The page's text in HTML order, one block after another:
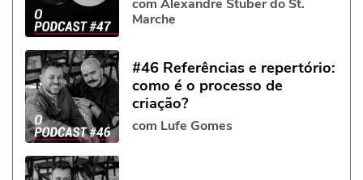
com Alexandre Stuber do St.
Marche
#46 Referências e repertório:
como é o processo de
criação?
com Lufe Gomes